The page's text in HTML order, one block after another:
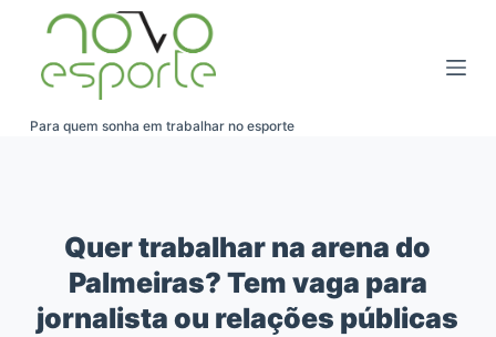
Para quem sonha em trabalhar no esporte
Quer trabalhar na arena do
Palmeiras? Tem vaga para
jornalista ou relações públicas